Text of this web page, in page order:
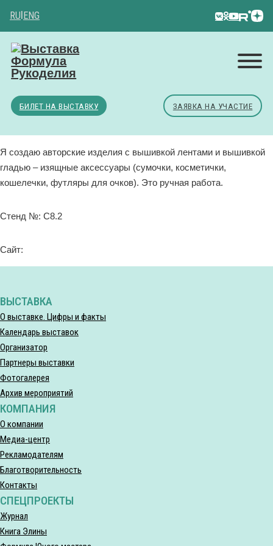
RU ENG
БИЛЕТ НА ВЫСТАВКУ ЗАЯВКА НА УЧАСТИЕ
Я создаю авторские изделия с вышивкой лентами и вышивкой
гладью – изящные аксессуары (сумочки, косметички,
кошелечки, футляры для очков). Это ручная работа.
Стенд №: C8.2
Сайт:
ВЫСТАВКА
О выставке. Цифры и факты
Календарь выставок
Организатор
Партнеры выставки
Фотогалерея
Архив мероприятий
КОМПАНИЯ
О компании
Медиа-центр
Рекламодателям
Благотворительность
Контакты
СПЕЦПРОЕКТЫ
Журнал
Книга Элины